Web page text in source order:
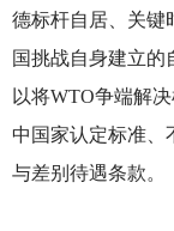
德标杆自居、关键
国挑战自身建立的
以将WTO争端解
中国家认定标准、
与差别待遇条款。